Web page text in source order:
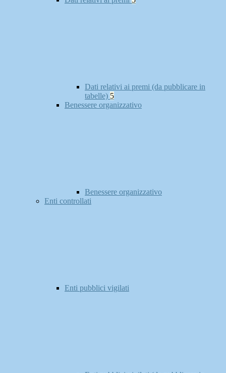
Dati relativi ai premi (da pubblicare in
tabelle) 5
Benessere organizzativo
Benessere organizzativo
Enti controllati
Enti pubblici vigilati